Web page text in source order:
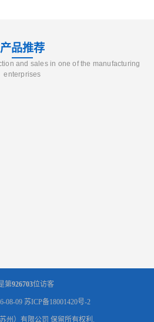
产品推荐
and sales in one of the manufacturing
enterprises
第926703位访客
08-09 苏ICP备18001420号-2
州）有限公司 保留所有权利.